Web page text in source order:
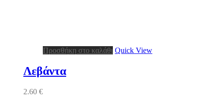
Προσθήκη στο καλάθι Quick View
Λεβάντα
2.60 €